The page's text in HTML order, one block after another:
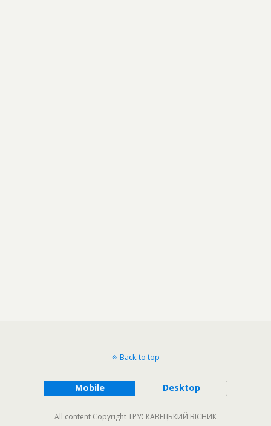
Back to top
Mobile Desktop
All content Copyright ТРУСКАВЕЦЬКИЙ ВІСНИК